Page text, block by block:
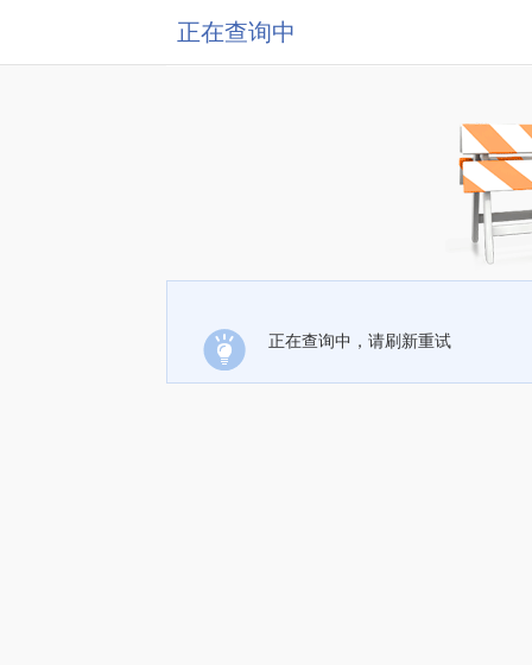
正在查询中
正在查询中，请刷新重试